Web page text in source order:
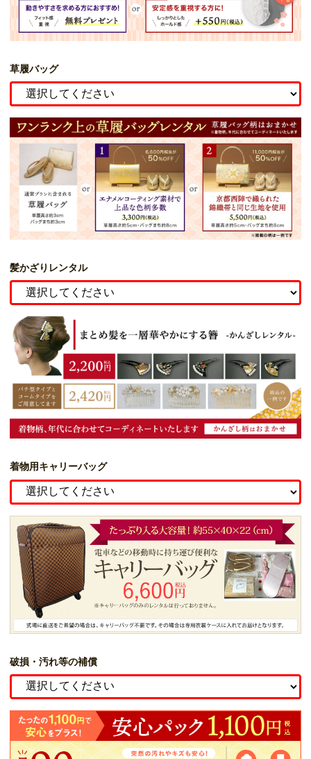
草履バッグ
髪かざりレンタル
着物用キャリーバッグ
破損・汚れ等の補償